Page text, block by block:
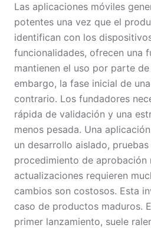
Las aplicaciones móviles
potentes una vez que el
identifican con los
funcionalidades, ofrecen una
mantienen el uso por parte
embargo, la fase inicial de
contrario. Los fundadores
rápida de validación y una
menos pesada. Una
un desarrollo aislado,
procedimiento de aprobación
actualizaciones requieren
cambios son costosos. Esta
caso de productos maduros.
primer lanzamiento, suele